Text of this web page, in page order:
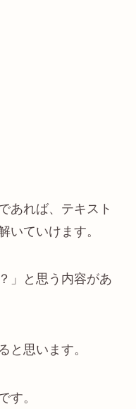
あれば、テキスト
いていけます。
」と思う内容があ
と思います。
す。